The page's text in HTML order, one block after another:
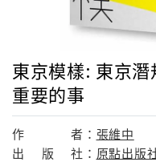
東京模樣: 東京
重要的事
作 者： 張維中
出
版 社： 原點出版